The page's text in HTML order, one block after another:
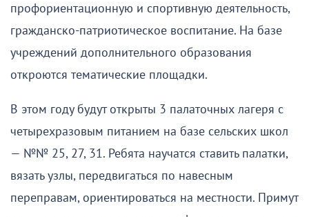
профориентационную и спортивную деятельность,
гражданско-патриотическое воспитание. На базе
учреждений дополнительного образования
откроются тематические площадки.
В этом году будут открыты 3 палаточных лагеря с
четырехразовым питанием на базе сельских школ
— №№ 25, 27, 31. Ребята научатся ставить палатки,
вязать узлы, передвигаться по навесным
переправам, ориентироваться на местности. Примут